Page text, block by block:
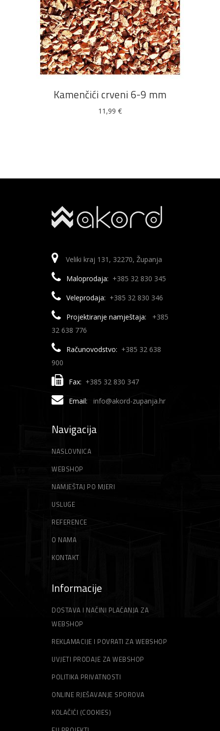
DODAJ U KOŠARICU
Kamenčići crveni 6-9 mm
11,99 €
Veliki kraj 131, 32270, Županja
Maloprodaja: +385 32 830 345
Veleprodaja: +385 32 830 346
Projektiranje namještaja:
+385
32 638 776
Računovodstvo: +385 32 638
900
Fax: +385 32 830 347
Email: info@akord-zupanja.hr
Navigacija
NASLOVNICA
WEBSHOP
NAMJEŠTAJ PO MJERI
USLUGE
REFERENCE
O NAMA
KONTAKT
Informacije
DOSTAVA I NAČINI PLAĆANJA ZA
WEBSHOP
REKLAMACIJE I POVRATI ZA WEBSHOP
UVJETI PRODAJE ZA WEBSHOP
POLITIKA PRIVATNOSTI
ONLINE RJEŠAVANJE SPOROVA
KOLAČIĆI (COOKIES)